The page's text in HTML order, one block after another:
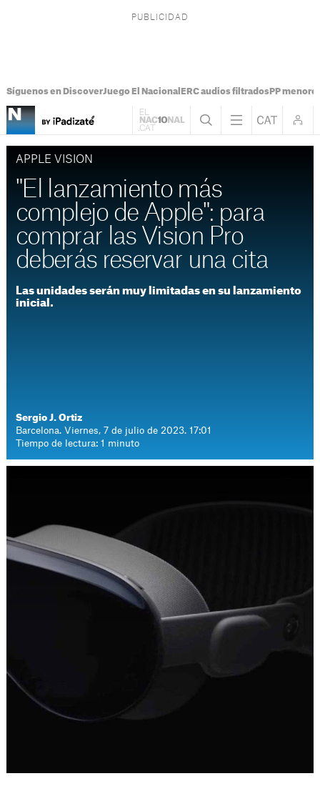
Síguenos en DiscoverJuego El Nacional ERC audios filtradosPP
APPLE VISION
"El lanzamiento más
complejo de Apple": para
comprar las Vision Pro
deberás reservar una cita
Las unidades serán muy limitadas en su lanzamiento
inicial.
Sergio J. Ortiz
Barcelona. Viernes, 7 de julio de 2023. 17:01
Tiempo de lectura: 1 minuto